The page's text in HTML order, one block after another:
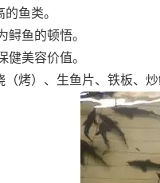
鱼类。
鲟鱼的顿悟。
健美容价值。
烤）、生鱼片、铁板、